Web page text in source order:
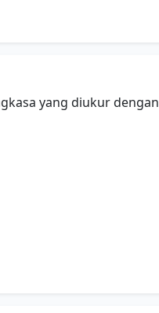
yang diukur dengan